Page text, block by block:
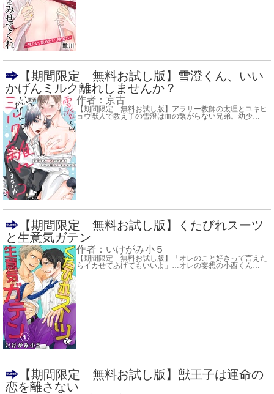
【期間限定 無料お試し版】雪澄くん、いい
かげんミルク離れしませんか？
作者： 京古
【期間限定 無料お試し版】アラサー教師の太理とユキヒ
ョウ獣人で教え子の雪澄は血の繋がらない兄弟。幼少…
【期間限定 無料お試し版】くたびれスーツ
と生意気ガテン
作者： いけがみ小５
【期間限定 無料お試し版】「オレのこと好きって言えた
らイカせてあげてもいいよ」…オレの妄想の小西くん…
【期間限定 無料お試し版】獣王子は運命の
恋を離さない